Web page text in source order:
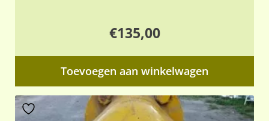
€135,00
Toevoegen aan winkelwagen